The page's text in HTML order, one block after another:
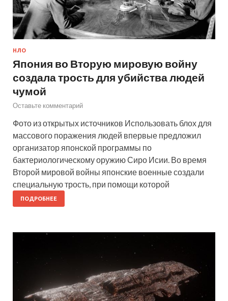
НЛО
Япония во Вторую мировую войну
создала трость для убийства людей
чумой
Оставьте комментарий
Фото из открытых источников Использовать блох для
массового поражения людей впервые предложил
организатор японской программы по
бактериологическому оружию Сиро Исии. Во время
Второй мировой войны японские военные создали
специальную трость, при помощи которой
ПОДРОБНЕЕ